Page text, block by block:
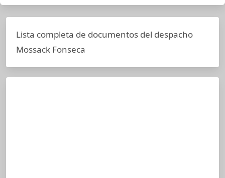
Lista completa de documentos del despacho
Mossack Fonseca